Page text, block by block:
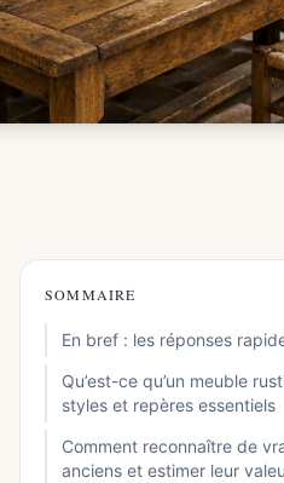
SOMMAIRE
En bref : les réponses
Qu’est-ce qu’un meuble
styles et repères essentiels
Comment reconnaître de
anciens et estimer leur